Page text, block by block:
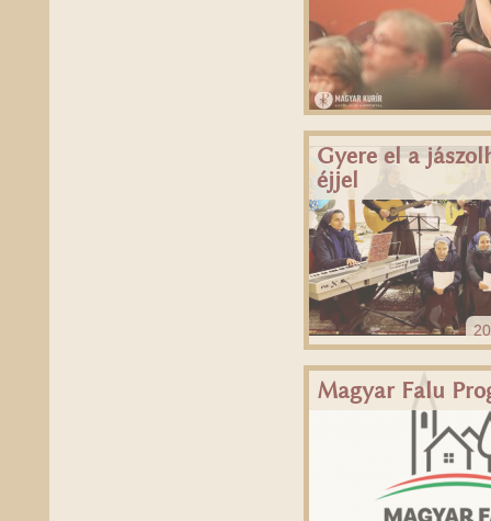
Gyere el a
éjjel
Magyar Falu